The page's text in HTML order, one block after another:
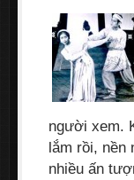
người xem.
lắm rồi, nền
nhiều ấn